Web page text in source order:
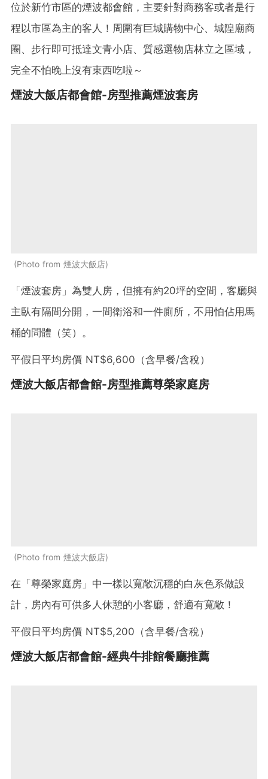
位於新竹市區的煙波都會館，主要針對商務客或者是行
程以市區為主的客人！周圍有巨城購物中心、城隍廟商
圈、步行即可抵達文青小店、質感選物店林立之區域，
完全不怕晚上沒有東西吃啦～
煙波大飯店都會館-房型推薦煙波套房
Photo from 煙波大飯店
「煙波套房」為雙人房，但擁有約20坪的空間，客廳與
主臥有隔間分開，一間衛浴和一件廁所，不用怕佔用馬
桶的問體（笑）。
平假日平均房價 NT$6,600（含早餐/含稅）
煙波大飯店都會館-房型推薦尊榮家庭房
Photo from 煙波大飯店
在「尊榮家庭房」中一樣以寬敞沉穩的白灰色系做設
計，房內有可供多人休憩的小客廳，舒適有寬敞！
平假日平均房價 NT$5,200（含早餐/含稅）
煙波大飯店都會館-經典牛排館餐廳推薦